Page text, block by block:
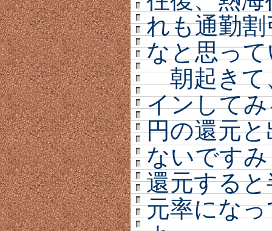
れも通勤
なと思っ
朝起きて
インして
円の還元
ないです
還元する
元率にな